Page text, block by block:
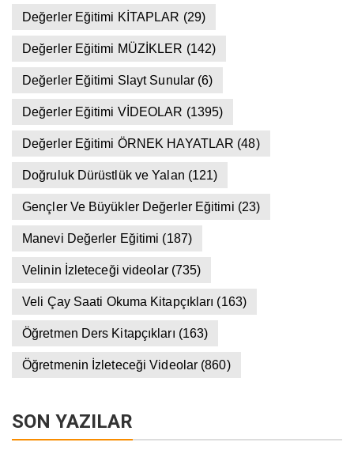
Değerler Eğitimi KİTAPLAR (29)
Değerler Eğitimi MÜZİKLER (142)
Değerler Eğitimi Slayt Sunular (6)
Değerler Eğitimi VİDEOLAR (1395)
Değerler Eğitimi ÖRNEK HAYATLAR (48)
Doğruluk Dürüstlük ve Yalan (121)
Gençler Ve Büyükler Değerler Eğitimi (23)
Manevi Değerler Eğitimi (187)
Velinin İzleteceği videolar(735)
Veli Çay Saati Okuma Kitapçıkları (163)
Öğretmen Ders Kitapçıkları (163)
Öğretmenin İzleteceği Videolar (860)
SON YAZILAR